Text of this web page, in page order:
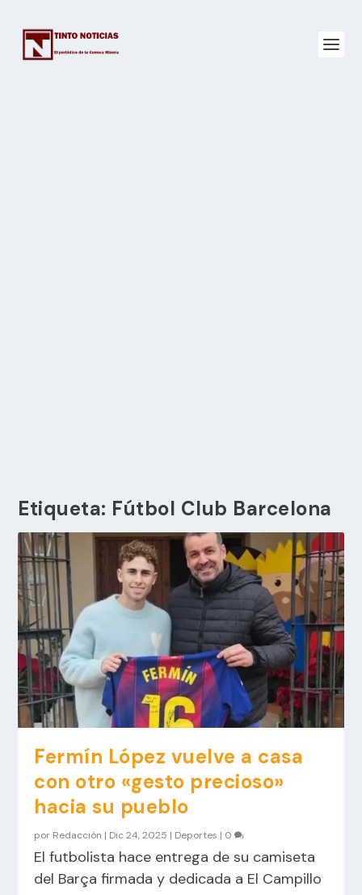
Etiqueta: Fútbol Club Barcelona
Fermín López vuelve a casa
con otro «gesto precioso»
hacia su pueblo
por Redacción | Dic 24, 2025 | Deportes | 0
El futbolista hace entrega de su camiseta
del Barça firmada y dedicada a El Campillo